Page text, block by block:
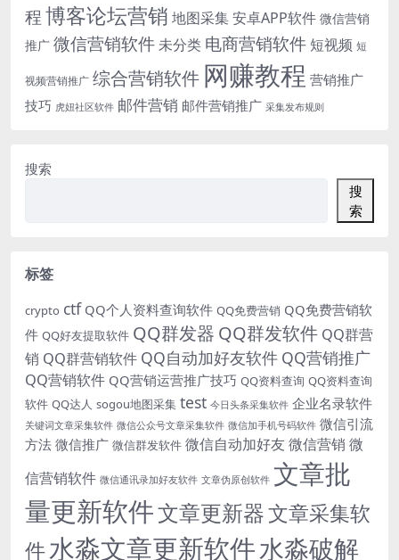
程博客论坛营销 地图采集安卓APP软件 微信营销
推广 微信营销软件未分类 电商营销软件短视频 短
视频营销推广 综合营销软件 网赚教程 营销推广
技巧 虎妞社区软件 邮件营销 邮件营销推广 采集发布规则
搜索
搜
索
标签
crypto ctf QQ个人资料查询软件 QQ免费营销 QQ免费营销软
件 QQ好友提取软件 QQ群发器 QQ群发软件 QQ群营
销 QQ群营销软件 QQ自动加好友软件 QQ营销推广
QQ营销软件 QQ营销运营推广技巧 QQ资料查询 QQ资料查询
软件 QQ达人 sogou地图采集 test 今日头条采集软件 企业名录软件
关键词文章采集软件 微信公众号文章采集软件 微信加手机号码软件 微信引流
方法 微信推广 微信群发软件 微信自动加好友 微信营销 微
信营销软件 微信通讯录加好友软件 文章伪原创软件 文章批
量更新软件文章更新器文章采集软
件水淼文章更新软件水淼破解